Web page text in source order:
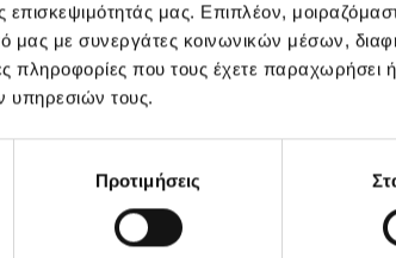
επισκεψιμότητάς μας. Επιπλέον,
μας με συνεργάτες κοινωνικών μέσων,
πληροφορίες που τους έχετε παραχωρήσει ή
τους.
Προτιμήσεις
Γυναικολογική Κλινική
Τιμοκατάλογος
Ευκαιρίες